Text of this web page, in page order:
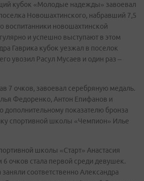
кубок «Молодые надежды» завоевал
Новошахтинского, набравший 7,5
воспитанники новошахтинской
и успешно выступают в этом
Гаврика кубок уезжал в поселок
увозил Расул Мусаев и один раз –
7 очков, завоевал серебряную медаль.
Федоренко, Антон Епифанов и
дополнительному показателю бронза
спортивной школы «Чемпион» Илье
школы «Старт» Анастасия
6 очков стала первой среди девушек.
заняли соответственно Александра